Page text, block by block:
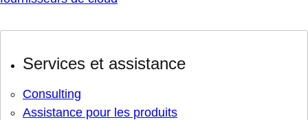
Services et assistance
Consulting
Assistance pour les produits